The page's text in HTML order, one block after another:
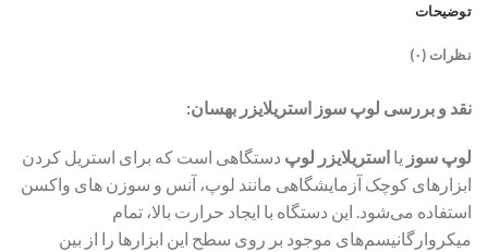
توضیحات
نظرات (۰)
نقد و بررسی لوپ سوز استریلایزر بهسان:
لوپ سوز یا استریلایزر لوپ دستگاهی است که برای استریل کردن
ابزارهای کوچک آزمایشگاهی مانند لوپ، آنس و سوزن‌ های واکسن
استفاده می‌شود. این دستگاه با ایجاد حرارت بالا، تمام
میکروارگانیسم‌های موجود بر روی سطح این ابزارها را از بین